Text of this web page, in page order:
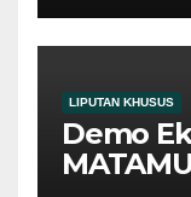
LIPUTAN KHUSUS
Demo